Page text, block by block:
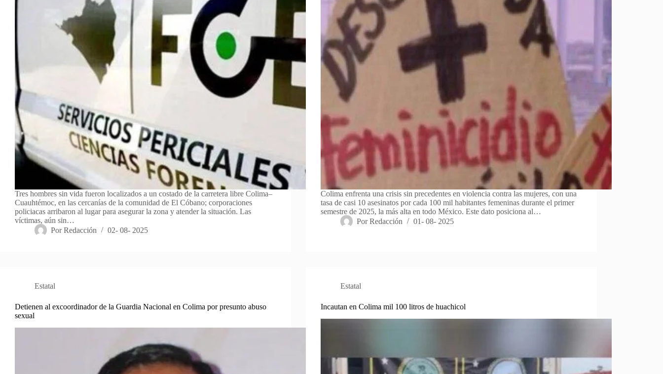
Tres hombres sin vida fueron localizados a un costado de la carretera libre Colima–
Cuauhtémoc, en las cercanías de la comunidad de El Cóbano; corporaciones
policiacas arribaron al lugar para asegurar la zona y atender la situación. Las
víctimas, aún sin…
Por Redacción 02- 08- 2025
Colima enfrenta una crisis sin precedentes en violencia contra las mujeres, con una
tasa de casi 10 asesinatos por cada 100 mil habitantes femeninas durante el primer
semestre de 2025, la más alta en todo México. Este dato posiciona al…
Por Redacción 01- 08- 2025
Estatal
Detienen al excoordinador de la Guardia Nacional en Colima por presunto abuso
sexual
Estatal
Incautan en Colima mil 100 litros de huachicol